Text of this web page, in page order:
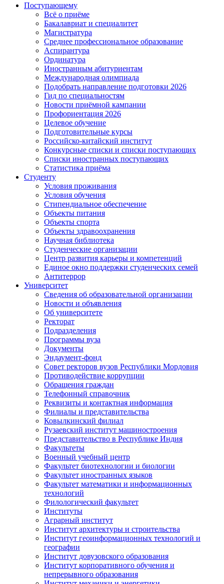
Поступающему
Всё о приёме
Бакалавриат и специалитет
Магистратура
Среднее профессиональное образование
Аспирантура
Ординатура
Иностранным абитуриентам
Международная олимпиада
Подобрать направление подготовки 2026
Гид по специальностям
Новости приёмной кампании
Профориентация 2026
Целевое обучение
Подготовительные курсы
Российско-китайский институт
Конкурсные списки и списки поступающих
Списки иностранных поступающих
Статистика приёма
Студенту
Условия проживания
Условия обучения
Стипендиальное обеспечение
Объекты питания
Объекты спорта
Объекты здравоохранения
Научная библиотека
Студенческие организации
Центр развития карьеры и компетенций
Единое окно поддержки студенческих семей
Антитеррор
Университет
Сведения об образовательной организации
Новости и объявления
Об университете
Ректорат
Подразделения
Программы вуза
Документы
Эндаумент-фонд
Совет ректоров вузов Республики Мордовия
Противодействие коррупции
Обращения граждан
Телефонный справочник
Реквизиты и контактная информация
Филиалы и представительства
Ковылкинский филиал
Рузаевский институт машиностроения
Представительство в Республике Индия
Факультеты
Военный учебный центр
Факультет биотехнологии и биологии
Факультет иностранных языков
Факультет математики и информационных
технологий
Филологический факультет
Институты
Аграрный институт
Институт архитектуры и строительства
Институт геоинформационных технологий и
географии
Институт довузовского образования
Институт корпоративного обучения и
непрерывного образования